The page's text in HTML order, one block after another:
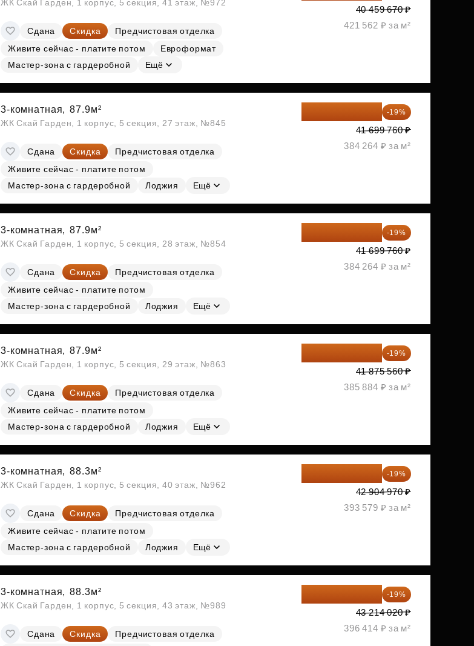
ЖК Скай Гарден, 1 корпус, 5 секция, 41 этаж, №972
Сдана Скидка
Предчистовая отделка
Живите сейчас - платите потом
Евроформат
Мастер-зона с гардеробной
Ещё
40 459 670 ₽
421 562 ₽ за м²
3-комнатная, 87.9м²
ЖК Скай Гарден, 1 корпус, 5 секция, 27 этаж, №845
Сдана Скидка
Предчистовая отделка
Живите сейчас - платите потом
Мастер-зона с гардеробной
Лоджия Ещё
-19%
41 699 760 ₽
384 264 ₽ за м²
3-комнатная, 87.9м²
ЖК Скай Гарден, 1 корпус, 5 секция, 28 этаж, №854
Сдана Скидка
Предчистовая отделка
Живите сейчас - платите потом
Мастер-зона с гардеробной
Лоджия Ещё
-19%
41 699 760 ₽
384 264 ₽ за м²
3-комнатная, 87.9м²
ЖК Скай Гарден, 1 корпус, 5 секция, 29 этаж, №863
Сдана Скидка
Предчистовая отделка
Живите сейчас - платите потом
Мастер-зона с гардеробной
Лоджия Ещё
-19%
41 875 560 ₽
385 884 ₽ за м²
3-комнатная, 88.3м²
ЖК Скай Гарден, 1 корпус, 5 секция, 40 этаж, №962
Сдана Скидка
Предчистовая отделка
Живите сейчас - платите потом
Мастер-зона с гардеробной
Лоджия Ещё
-19%
42 904 970 ₽
393 579 ₽ за м²
3-комнатная, 88.3м²
ЖК Скай Гарден, 1 корпус, 5 секция, 43 этаж, №989
Сдана Скидка
Предчистовая отделка
-19%
43 214 020 ₽
396 414 ₽ за м²